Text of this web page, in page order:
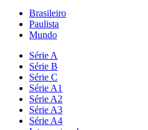
Brasileiro
Paulista
Mundo
Série A
Série B
Série C
Série A1
Série A2
Série A3
Série A4